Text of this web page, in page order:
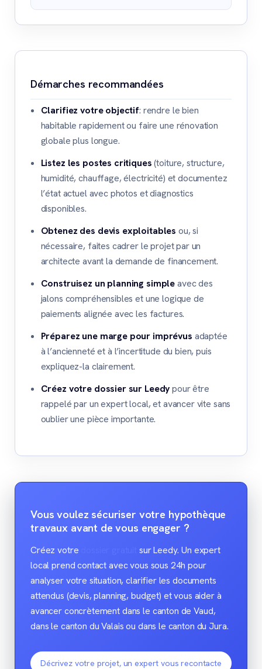
Démarches recommandées
Clarifiez votre objectif: rendre le bien
habitable rapidement ou faire une rénovation
globale plus longue.
Listez les postes critiques(toiture, structure,
humidité, chauffage, électricité) et documentez
l’état actuel avec photos et diagnostics
disponibles.
Obtenez des devis exploitables ou, si
nécessaire, faites cadrer le projet par un
architecte avant la demande de financement.
Construisez un planning simpleavec des
jalons compréhensibles et une logique de
paiements alignée avec les factures.
Préparez une marge pour imprévus adaptée
à l’ancienneté et à l’incertitude du bien, puis
expliquez-la clairement.
Créez votre dossier sur Leedypour être
rappelé par un expert local, et avancer vite sans
oublier une pièce importante.
Vous voulez sécuriser votre hypothèque
travaux avant de vous engager ?
Créez votre
sur Leedy. Un expert
local prend contact avec vous sous 24h pour
analyser votre situation, clarifier les documents
attendus (devis, planning, budget) et vous aider à
avancer concrètement dans le canton de Vaud,
dans le canton du Valais ou dans le canton du Jura.
Décrivez votre projet, un expert vous recontacte